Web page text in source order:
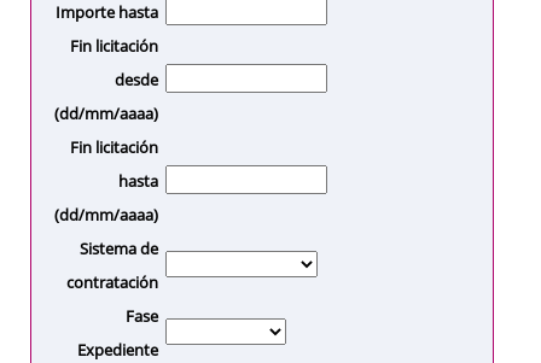
Importe hasta
Fin licitación
desde
(dd/mm/aaaa)
Fin licitación
hasta
(dd/mm/aaaa)
Sistema de
contratación
Fase
Expediente